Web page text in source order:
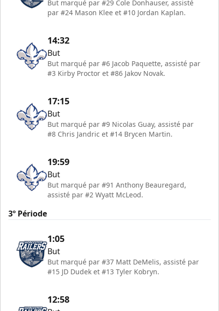
But marqué par #29 Cole Donhauser, assisté
par #24 Mason Klee et #10 Jordan Kaplan.
14:32
But
But marqué par #6 Jacob Paquette, assisté par
#3 Kirby Proctor et #86 Jakov Novak.
17:15
But
But marqué par #9 Nicolas Guay, assisté par
#8 Chris Jandric et #14 Brycen Martin.
19:59
But
But marqué par #91 Anthony Beauregard,
assisté par #2 Wyatt McLeod.
3º Période
1:05
But
But marqué par #37 Matt DeMelis, assisté par
#15 JD Dudek et #13 Tyler Kobryn.
12:58